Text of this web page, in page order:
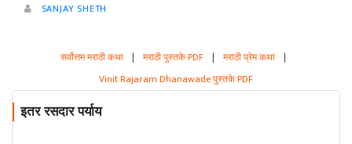
SANJAY SHETH
सर्वोत्तम मराठी कथा | मराठी पुस्तके PDF | मराठी प्रेम कथा |
Vinit Rajaram Dhanawade पुस्तके PDF
इतर रसदार पर्याय